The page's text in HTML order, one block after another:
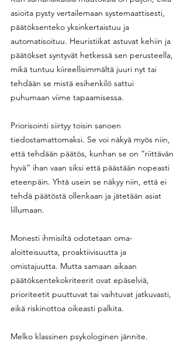
asioita pysty vertailemaan systemaattisesti,
päätöksenteko yksinkertaistuu ja
automatisoituu. Heuristiikat astuvat kehiin ja
päätökset syntyvät hetkessä sen perusteella,
mikä tuntuu kiireellisimmältä juuri nyt tai
tehdään se mistä esihenkilö sattui
puhumaan viime tapaamisessa.
Priorisointi siirtyy toisin sanoen
tiedostamattomaksi. Se voi näkyä myös niin,
että tehdään päätös, kunhan se on “riittävän
hyvä” ihan vaan siksi että päästään nopeasti
eteenpäin. Yhtä usein se näkyy niin, että ei
tehdä päätöstä ollenkaan ja jätetään asiat
lillumaan.
Monesti ihmisiltä odotetaan oma-
aloitteisuutta, proaktiivisuutta ja
omistajuutta. Mutta samaan aikaan
päätöksentekokriteerit ovat epäselviä,
prioriteetit puuttuvat tai vaihtuvat jatkuvasti,
eikä riskinottoa oikeasti palkita.
Melko klassinen psykologinen jännite.